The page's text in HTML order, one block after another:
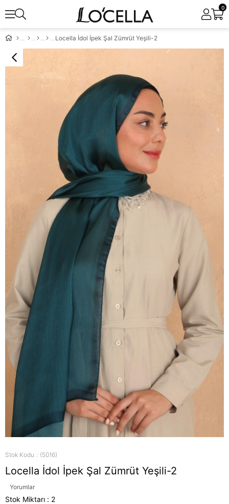
0
Locella İdol İpek Şal Zümrüt Yeşili-2
Stok Kodu (5016)
Locella İdol İpek Şal Zümrüt Yeşili-2
Yorumlar
Stok Miktarı : 2